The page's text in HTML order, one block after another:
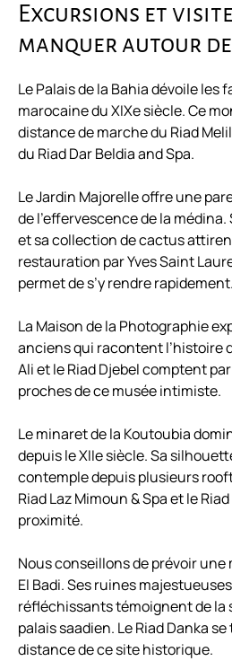
Excursions et
manquer autour
Le Palais de la Bahia dévoile les
marocaine du XIXe siècle. Ce
distance de marche du Riad
du Riad Dar Beldia and Spa.
Le Jardin Majorelle offre une
de l’effervescence de la
et sa collection de cactus
restauration par Yves Saint
permet de s’y rendre rapidement.
La Maison de la Photographie
anciens qui racontent l’histoire
Ali et le Riad Djebel comptent
proches de ce musée intimiste.
Le minaret de la Koutoubia
depuis le XIIe siècle. Sa
contemple depuis plusieurs
Riad Laz Mimoun & Spa et le
proximité.
Nous conseillons de prévoir une
El Badi. Ses ruines
réfléchissants témoignent de la
palais saadien. Le Riad Danka
distance de ce site historique.